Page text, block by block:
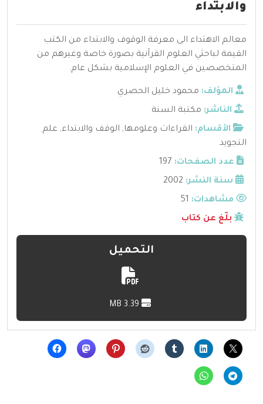
والابتداء
معالم الاهتداء الى معرفة الوقوف والابتداء من الكتب
القيمة لباحثي العلوم القرآنية بصورة خاصة وغيرهم من
المتخصصين في العلوم الإسلامية بشكل عام.
المؤلف: محمود خليل الحصري
الناشر: مكتبة السنة
الأقسام: القراءات وعلومها, الوقف والابتداء, علم
التجويد
عدد الصفحات: 197
سنة النشر: 2002
مشاهدات:
بلّغ عن كتاب
التحميل